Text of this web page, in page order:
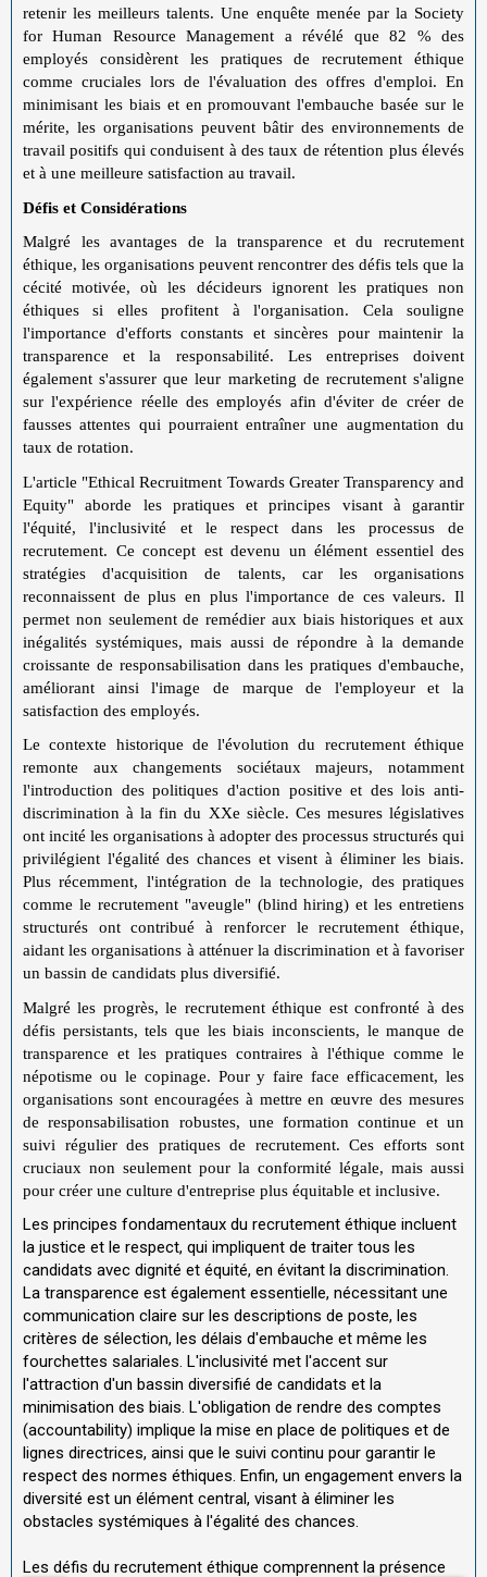
retenir les meilleurs talents. Une enquête menée par la Society
for Human Resource Management a révélé que 82 % des
employés considèrent les pratiques de recrutement éthique
comme cruciales lors de l'évaluation des offres d'emploi. En
minimisant les biais et en promouvant l'embauche basée sur le
mérite, les organisations peuvent bâtir des environnements de
travail positifs qui conduisent à des taux de rétention plus élevés
et à une meilleure satisfaction au travail.
Défis et Considérations
Malgré les avantages de la transparence et du recrutement
éthique, les organisations peuvent rencontrer des défis tels que la
cécité motivée, où les décideurs ignorent les pratiques non
éthiques si elles profitent à l'organisation. Cela souligne
l'importance d'efforts constants et sincères pour maintenir la
transparence et la responsabilité. Les entreprises doivent
également s'assurer que leur marketing de recrutement s'aligne
sur l'expérience réelle des employés afin d'éviter de créer de
fausses attentes qui pourraient entraîner une augmentation du
taux de rotation.
L'article "Ethical Recruitment Towards Greater Transparency and
Equity" aborde les pratiques et principes visant à garantir
l'équité, l'inclusivité et le respect dans les processus de
recrutement. Ce concept est devenu un élément essentiel des
stratégies d'acquisition de talents, car les organisations
reconnaissent de plus en plus l'importance de ces valeurs. Il
permet non seulement de remédier aux biais historiques et aux
inégalités systémiques, mais aussi de répondre à la demande
croissante de responsabilisation dans les pratiques d'embauche,
améliorant ainsi l'image de marque de l'employeur et la
satisfaction des employés.
Le contexte historique de l'évolution du recrutement éthique
remonte aux changements sociétaux majeurs, notamment
l'introduction des politiques d'action positive et des lois anti-
discrimination à la fin du XXe siècle. Ces mesures législatives
ont incité les organisations à adopter des processus structurés qui
privilégient l'égalité des chances et visent à éliminer les biais.
Plus récemment, l'intégration de la technologie, des pratiques
comme le recrutement "aveugle" (blind hiring) et les entretiens
structurés ont contribué à renforcer le recrutement éthique,
aidant les organisations à atténuer la discrimination et à favoriser
un bassin de candidats plus diversifié.
Malgré les progrès, le recrutement éthique est confronté à des
défis persistants, tels que les biais inconscients, le manque de
transparence et les pratiques contraires à l'éthique comme le
népotisme ou le copinage. Pour y faire face efficacement, les
organisations sont encouragées à mettre en œuvre des mesures
de responsabilisation robustes, une formation continue et un
suivi régulier des pratiques de recrutement. Ces efforts sont
cruciaux non seulement pour la conformité légale, mais aussi
pour créer une culture d'entreprise plus équitable et inclusive.
Les principes fondamentaux du recrutement éthique incluent
la justice et le respect, qui impliquent de traiter tous les
candidats avec dignité et équité, en évitant la discrimination.
La transparence est également essentielle, nécessitant une
communication claire sur les descriptions de poste, les
critères de sélection, les délais d'embauche et même les
fourchettes salariales. L'inclusivité met l'accent sur
l'attraction d'un bassin diversifié de candidats et la
minimisation des biais. L'obligation de rendre des comptes
(accountability) implique la mise en place de politiques et de
lignes directrices, ainsi que le suivi continu pour garantir le
respect des normes éthiques. Enfin, un engagement envers la
diversité est un élément central, visant à éliminer les
obstacles systémiques à l'égalité des chances.
Les défis du recrutement éthique comprennent la présence